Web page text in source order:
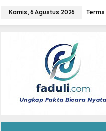
Kamis, 6 Agustus 2026